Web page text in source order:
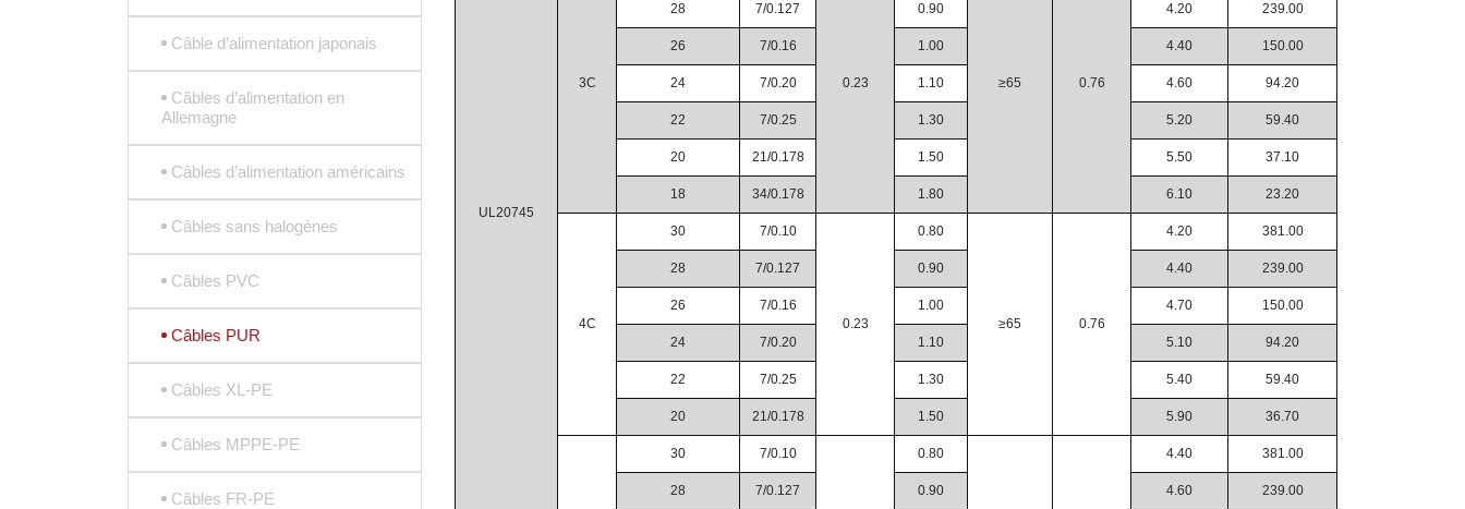
UL20745
3C 0.23 ≥65 0.76
28 7/0.127 0.90 4.20 239.00
26 7/0.16 1.00 4.40 150.00
24 7/0.20 1.10 4.60 94.20
22 7/0.25 1.30 5.20 59.40
20 21/0.178 1.50 5.50 37.10
18 34/0.178 1.80 6.10 23.20
4C
30 7/0.10
0.23
0.80
≥65 0.76
4.20 381.00
28 7/0.127 0.90 4.40 239.00
26 7/0.16 1.00 4.70 150.00
24 7/0.20 1.10 5.10 94.20
22 7/0.25 1.30 5.40 59.40
20 21/0.178 1.50 5.90 36.70
30 7/0.10 0.80 4.40 381.00
28 7/0.127 0.90 4.60 239.00
Câble d’alimentation japonais
Câbles d’alimentation en
Allemagne
Câbles d’alimentation américains
Câbles sans halogènes
Câbles PVC
Câbles PUR
Câbles XL-PE
Câbles MPPE-PE
Câbles FR-PE